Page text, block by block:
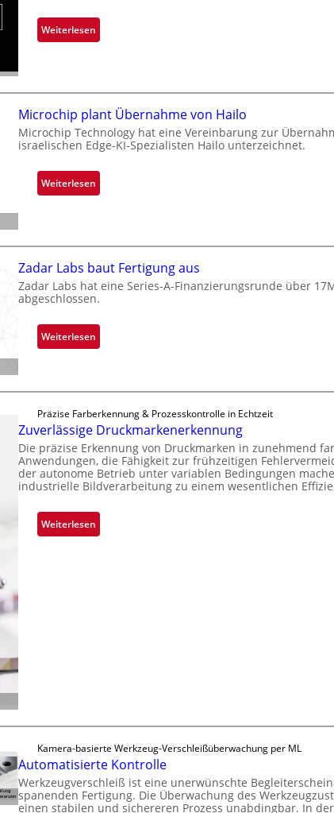
Weiterlesen:
B
c
k
s
t
n
e
e
r
n
i
m
t
r
k
V
i
s
i
n
Microchip plant Übernahme von Hailo
Microchip Technology hat eine Vereinbarung zur
israelischen Edge-KI-Spezialisten Hailo unterzeichnet.
Weiterlesen:
M
r
o
c
h
p
p
t
Ü
b
e
r
a
h
Zadar Labs baut Fertigung aus
Zadar Labs hat eine Series-A-Finanzierungsrunde über
abgeschlossen.
Weiterlesen:
Z
r
L
a
b
s
u
s
Präzise Farberkennung & Prozesskontrolle in Echtzeit
Zuverlässige Druckmarkenerkennung
Die präzise Erkennung von Druckmarken in zunehmend
Anwendungen, die Fähigkeit zur frühzeitigen
der autonome Betrieb unter variablen Bedingungen
industrielle Bildverarbeitung zu einem wesentlichen
Weiterlesen:
Z
e
u
c
k
Kamera-basierte Werkzeug-Verschleißüberwachung per ML
Automatisierte Kontrolle
Werkzeugverschleiß ist eine unerwünschte
spanenden Fertigung. Die Überwachung des
einen stabilen und sichereren Prozess unabdingbar. In